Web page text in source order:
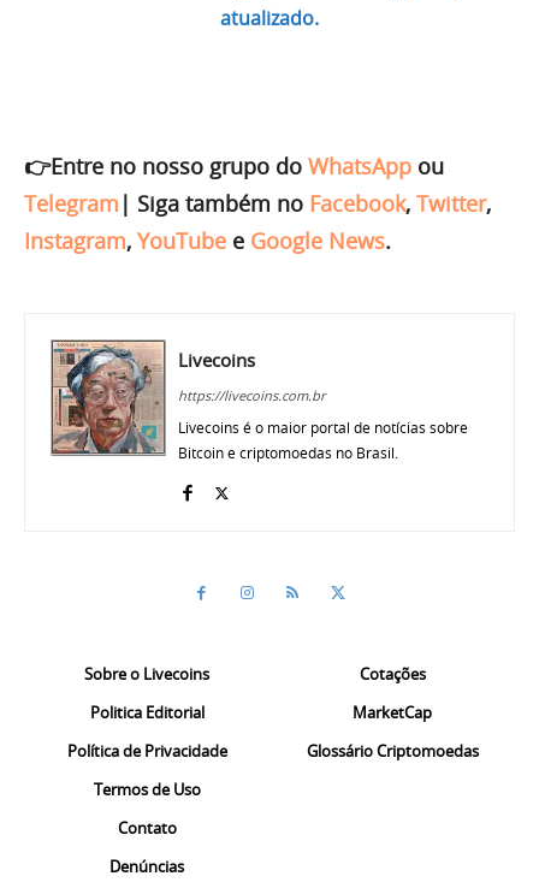
atualizado.
👉Entre no nosso grupo do WhatsApp ou
Telegram | Siga também no Facebook, Twitter,
Instagram, YouTube e Google News.
Livecoins
https://livecoins.com.br
Livecoins é o maior portal de notícias sobre
Bitcoin e criptomoedas no Brasil.
Sobre o Livecoins
Politica Editorial
Política de Privacidade
Termos de Uso
Contato
Denúncias
Cotações
MarketCap
Glossário Criptomoedas